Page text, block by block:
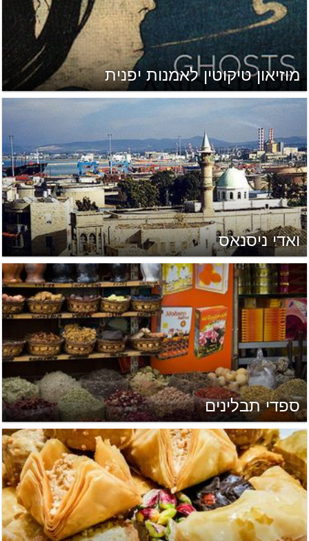
מוזיאון טיקוטין לאמנות יפנית
ואדי ניסנאס
ספדי תבלינים